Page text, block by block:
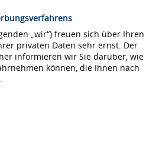
„wir“) freuen sich über Ihren
privaten Daten sehr ernst. Der
informieren wir Sie darüber, wie
können, die Ihnen nach